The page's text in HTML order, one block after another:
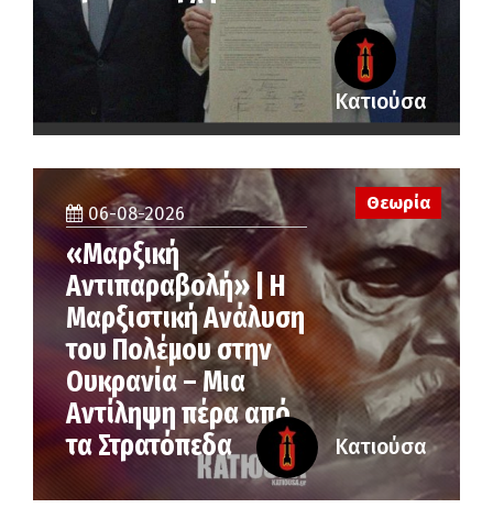
Κατιούσα
06-08-2026
«Μαρξική
Αντιπαραβολή» | Η
Μαρξιστική Ανάλυση
του Πολέμου στην
Ουκρανία – Μια
Αντίληψη πέρα από
τα Στρατόπεδα
Θεωρία
Κατιούσα